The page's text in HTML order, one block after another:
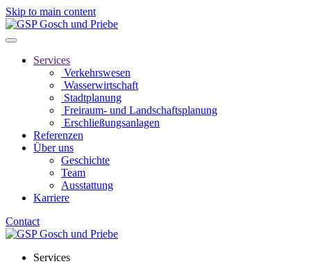
Skip to main content
Services
Verkehrswesen
Wasserwirtschaft
Stadtplanung
Freiraum- und Landschaftsplanung
Erschließungsanlagen
Referenzen
Über uns
Geschichte
Team
Ausstattung
Karriere
Contact
Services